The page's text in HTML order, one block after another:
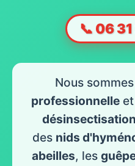
📞 06
Nous
professionnelle et
désinsectisation
des nids
abeilles, les